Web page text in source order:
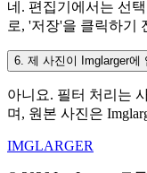
네. 편집기에서는 선
로, '저장'을 클릭하기
6 제 사진이 Imglarger에
아니요. 필터 처리는
며, 원본 사진은
IMGLARGER